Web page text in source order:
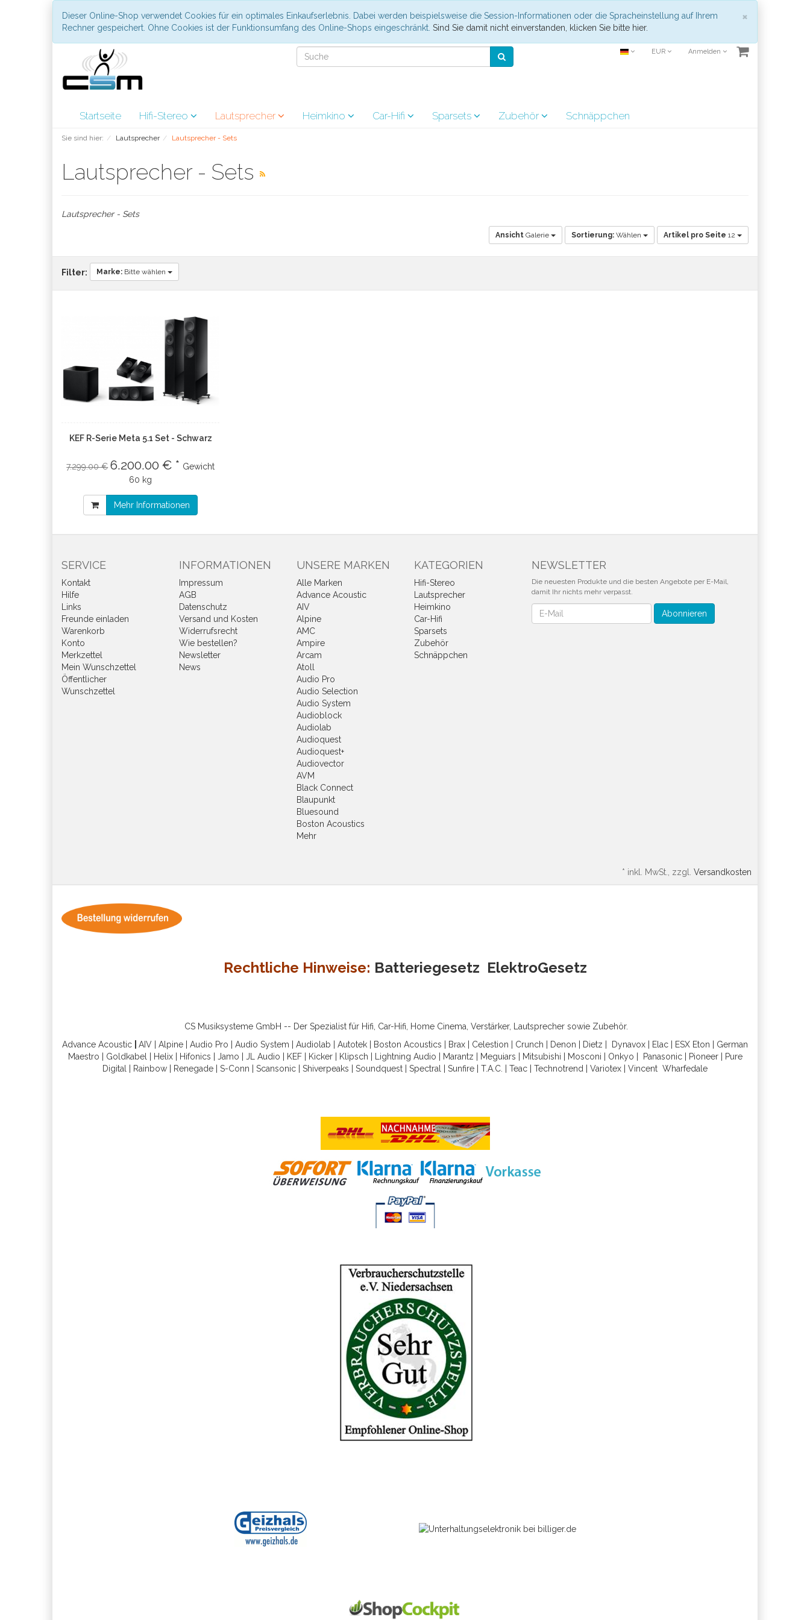
×
Dieser Online-Shop verwendet Cookies für ein optimales Einkaufserlebnis. Dabei werden beispielsweise die Session-Informationen oder die Spracheinstellung auf Ihrem
Rechner gespeichert. Ohne Cookies ist der Funktionsumfang des Online-Shops eingeschränkt. Sind Sie damit nicht einverstanden, klicken Sie bitte hier.
EUR Anmelden
Startseite Hifi-Stereo Lautsprecher Heimkino Car-Hifi Sparsets Zubehör Schnäppchen
Sie sind hier: Lautsprecher Lautsprecher - Sets
Lautsprecher - Sets
Lautsprecher - Sets
Ansicht Galerie Sortierung: Wählen Artikel pro Seite 12
Filter: Marke: Bitte wählen
KEF R-Serie Meta 5.1 Set - Schwarz
7.299.00 € 6.200.00 € * Gewicht
60 kg
Mehr Informationen
SERVICE
Kontakt
Hilfe
Links
Freunde einladen
Warenkorb
Konto
Merkzettel
Mein Wunschzettel
Öffentlicher
Wunschzettel
INFORMATIONEN
Impressum
AGB
Datenschutz
Versand und Kosten
Widerrufsrecht
Wie bestellen?
Newsletter
News
UNSERE MARKEN
Alle Marken
Advance Acoustic
AIV
Alpine
AMC
Ampire
Arcam
Atoll
Audio Pro
Audio Selection
Audio System
Audioblock
Audiolab
Audioquest
Audioquest+
Audiovector
AVM
Black Connect
Blaupunkt
Bluesound
Boston Acoustics
Mehr
KATEGORIEN
Hifi-Stereo
Lautsprecher
Heimkino
Car-Hifi
Sparsets
Zubehör
Schnäppchen
NEWSLETTER
Die neuesten Produkte und die besten Angebote per E-Mail,
damit Ihr nichts mehr verpasst.
Newsletter Abonnieren
* inkl. MwSt., zzgl. Versandkosten
Rechtliche Hinweise: Batteriegesetz ElektroGesetz
CS Musiksysteme GmbH -- Der Spezialist für Hifi, Car-Hifi, Home Cinema, Verstärker, Lautsprecher sowie Zubehör.
Advance Acoustic
AIV Alpine Audio Pro Audio System Audiolab Autotek Boston Acoustics Brax Celestion Crunch Denon Dietz Dynavox Elac ESX Eton
German
Maestro
Goldkabel Helix| Hifonics Jamo JL Audio KEF| Kicker| Klipsch Lightning Audio Marantz Meguiars Mitsubishi Mosconi Onkyo Panasonic| Pioneer|
Pure
Digital
Rainbow Renegade S-Conn Scansonic Shiverpeaks Soundquest Spectral Sunfire T.A.C. Teac Technotrend Variotex Vincent Wharfedal e